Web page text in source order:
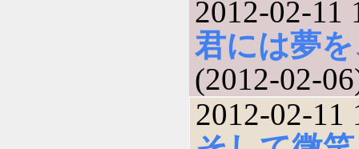
2012-02-11
君には夢
(2012-02-
2012-02-11